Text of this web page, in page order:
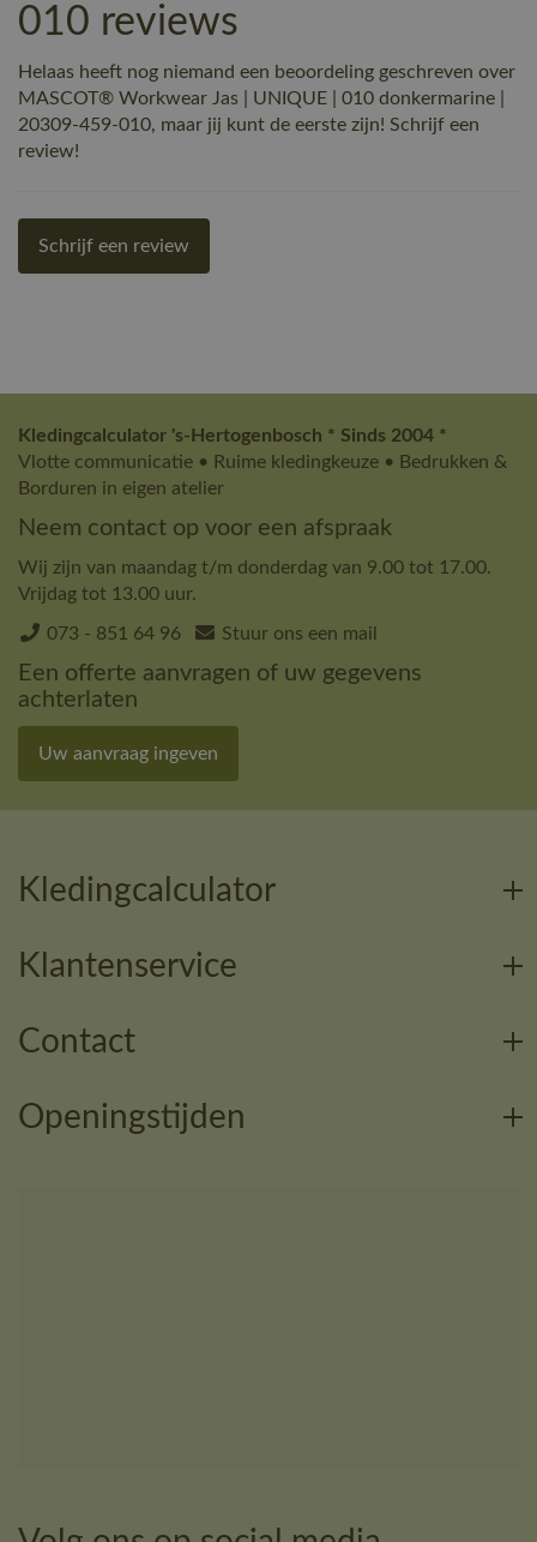
010 reviews
Helaas heeft nog niemand een beoordeling geschreven over
MASCOT® Workwear Jas | UNIQUE | 010 donkermarine |
20309-459-010, maar jij kunt de eerste zijn! Schrijf een
review!
Schrijf een review
Kledingcalculator 's-Hertogenbosch * Sinds 2004 *
Vlotte communicatie • Ruime kledingkeuze • Bedrukken &
Borduren in eigen atelier
Neem contact op voor een afspraak
Wij zijn van maandag t/m donderdag van 9.00 tot 17.00.
Vrijdag tot 13.00 uur.
073 - 851 64 96 Stuur ons een mail
Een offerte aanvragen of uw gegevens
achterlaten
Uw aanvraag ingeven
Kledingcalculator
Klantenservice
Contact
Openingstijden